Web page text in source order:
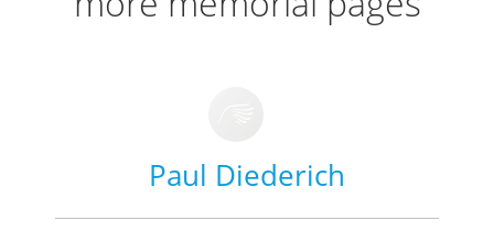
Paul Diederich